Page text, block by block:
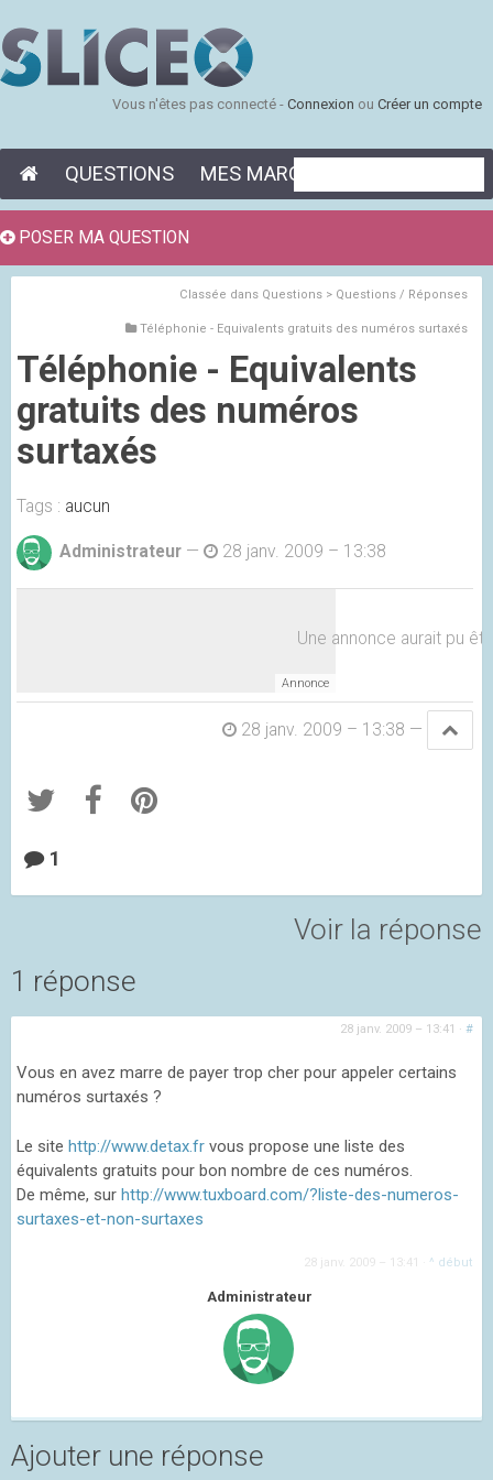
Vous n'êtes pas connecté - Connexion ou Créer un compte
QUESTIONS MES MARQUE-PAGES
Classée dans Questions > Questions / Réponses
Téléphonie - Equivalents gratuits des numéros surtaxés
Téléphonie - Equivalents
gratuits des numéros
surtaxés
Tags : aucun
Administrateur — 28 janv. 2009 – 13:38
Une annonce aurait pu
28 janv. 2009 – 13:38 —
1
Voir la réponse
1 réponse
28 janv. 2009 – 13:41 · #
Vous en avez marre de payer trop cher pour appeler certains
numéros surtaxés ?
Le site http://www.detax.fr vous propose une liste des
équivalents gratuits pour bon nombre de ces numéros.
De même, sur http://www.tuxboard.com/?liste-des-numeros-
surtaxes-et-non-surtaxes
28 janv. 2009 – 13:41 ^ début
Administrateur
Ajouter une réponse
POSER MA QUESTION